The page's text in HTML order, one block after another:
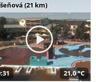
(21 km)
21,0 °C